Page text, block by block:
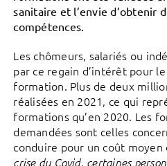
sanitaire et l’envie d’obtenir
compétences.
Les chômeurs, salariés ou
par ce regain d’intérêt pour
formation. Plus de deux
réalisées en 2021, ce qui
formations qu’en 2020. Les
demandées sont celles
conduire pour un coût moyen
crise du Covid, certaines